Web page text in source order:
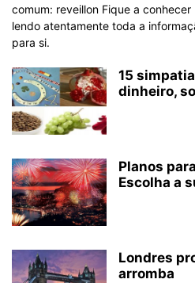
comum: reveillon Fique a
lendo atentamente toda a
para si.
15
dinheiro,
Planos
Escolha a
Londres
arromba